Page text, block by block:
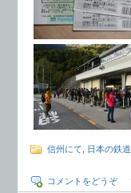
信州にて 日本の鉄道
コメントをどうぞ